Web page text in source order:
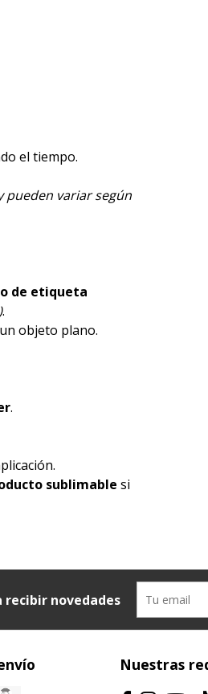
el tiempo.
pueden variar según
de etiqueta
.
objeto plano.
.
sublimable si
novedades
Nuestras